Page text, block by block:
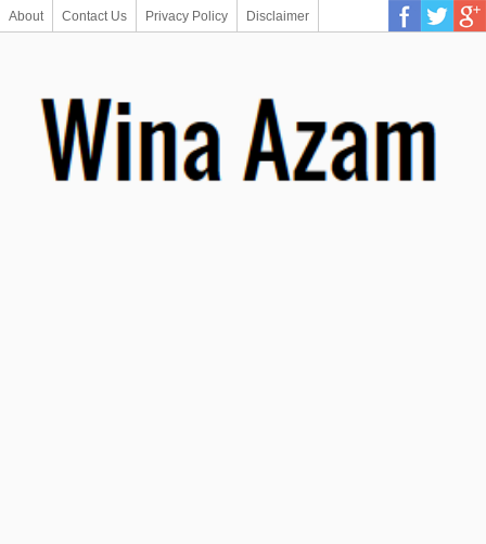
About Contact Us Privacy Policy Disclaimer